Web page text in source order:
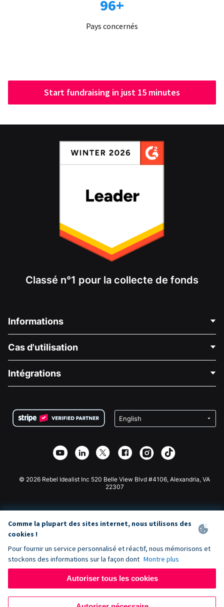
96+
Pays concernés
Start fundraising in just 15 minutes
Classé n°1 pour la collecte de fonds
Informations
À propos de nous
Carrières
Confidentialité
Partenariat d'affiliation
Bibliothèque
Cas d'utilisation
Collecte de fonds médicale
Collecte de fonds caritative
Intégrations
Plugin de don Wix
Application de don Webflow
Don Joomla
© 2026 Rebel Idealist Inc 520 Belle View Blvd #4106, Alexandria, VA
22307
Comme la plupart des sites internet, nous utilisons des
cookies !
Pour fournir un service personnalisé et réactif, nous mémorisons et
stockons des informations sur la façon dont Montre plus
Autoriser tous les cookies